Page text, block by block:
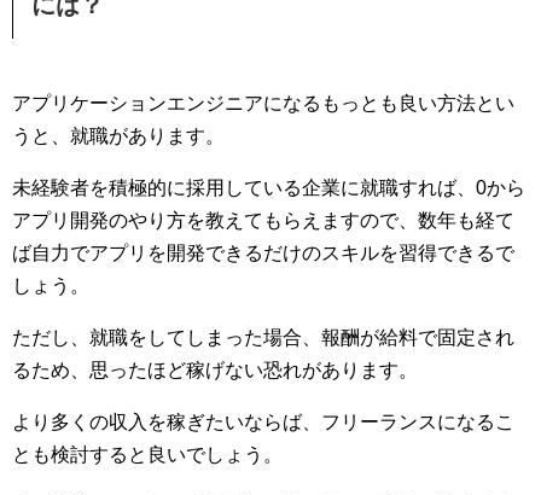
アプリケーションエンジニアになるもっとも良い方法とい
うと、就職があります。
未経験者を積極的に採用している企業に就職すれば、0から
アプリ開発のやり方を教えてもらえますので、数年も経て
ば自力でアプリを開発できるだけのスキルを習得できるで
しょう。
ただし、就職をしてしまった場合、報酬が給料で固定され
るため、思ったほど稼げない恐れがあります。
より多くの収入を稼ぎたいならば、フリーランスになるこ
とも検討すると良いでしょう。